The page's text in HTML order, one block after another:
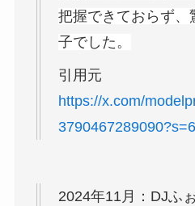
把握できておらず、
子でした。
引用元
https://x.com/
2024年11月：DJふ